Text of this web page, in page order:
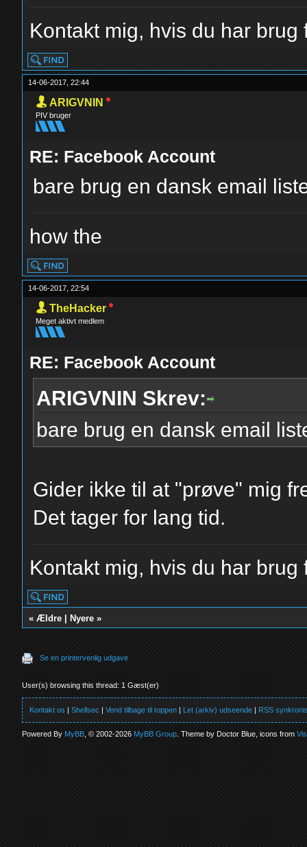
Kontakt mig, hvis du har
14-06-2017, 22:44
ARIGVNIN
PIV bruger
RE: Facebook Account
bare brug en dansk email
how the
14-06-2017, 22:54
TheHacker
Meget aktivt medlem
RE: Facebook Account
ARIGVNIN Skrev:
bare brug en dansk email
Gider ikke til at "prøve" mig
Det tager for lang tid.
Kontakt mig, hvis du har
«Ældre Nyere »
Se en printervenlig udgave
User(s) browsing this thread: 1 Gæst(er)
Kontakt os |Shellsec |Vend tilbage til toppen | Let (arkiv) udseende | RSS
Powered ByMyBB , © 2002-2026MyBB Group . Theme by Doctor Blue, icons from